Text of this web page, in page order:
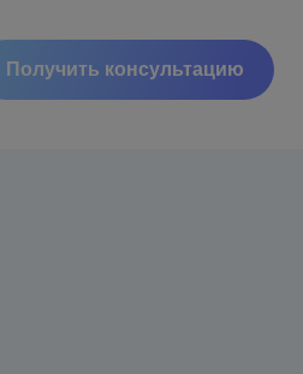
Получить консультацию